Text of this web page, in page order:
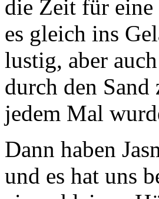
die Zeit für eine
es gleich ins
lustig, aber
durch den
jedem Mal
Dann haben
und es hat uns